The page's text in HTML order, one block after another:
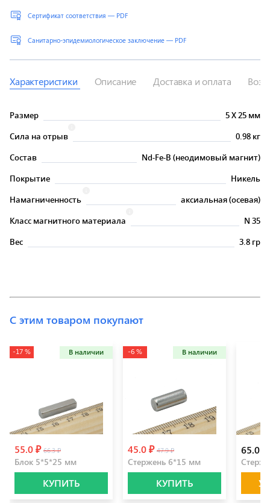
Сертификат соответствия — PDF
Санитарно-эпидемиологическое заключение — PDF
Характеристики Описание Доставка и оплата
Размер 5X25 мм
Сила на отрыв
0.98 кг
Состав
Nd-Fe-B (неодимовый магнит)
Покрытие
Никель
Намагниченность
аксиальная (осевая)
Класс магнитного материала
N 35
Вес
3.8 гр
С этим товаром покупают
-17 % В наличии
55.0 ₽ 66.3 ₽
Блок 5*5*25 мм
КУПИТЬ
-6 % В наличии
45.0 ₽ 47.9 ₽
Стержень 6*15 мм
КУПИТЬ
65.0 ₽